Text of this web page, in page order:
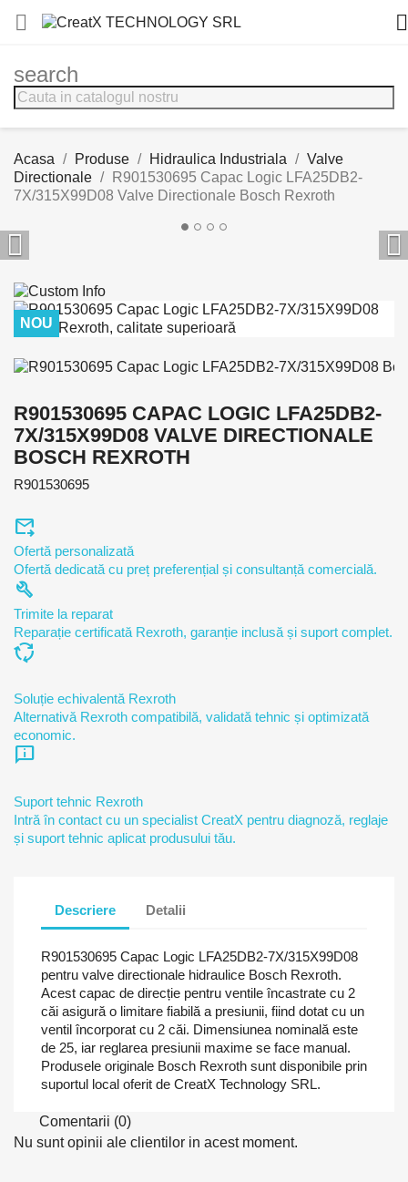
 
search
Acasa Produse Hidraulica Industriala
Valve
Directionale
R901530695 Capac Logic LFA25DB2-
7X/315X99D08 Valve Directionale Bosch Rexroth
 
NOU
R901530695 CAPAC LOGIC LFA25DB2-
7X/315X99D08 VALVE DIRECTIONALE
BOSCH REXROTH
R901530695
forward_to_inbox
Ofertă personalizată
Ofertă dedicată cu preț preferențial și consultanță comercială.
build
Trimite la reparat
Reparație certificată Rexroth, garanție inclusă și suport complet.
cycle
Soluție echivalentă Rexroth
Alternativă Rexroth compatibilă, validată tehnic și optimizată
economic.
chat_info
Suport tehnic Rexroth
Intră în contact cu un specialist CreatX pentru diagnoză, reglaje
și suport tehnic aplicat produsului tău.
Descriere Detalii
R901530695 Capac Logic LFA25DB2-7X/315X99D08
pentru valve directionale hidraulice Bosch Rexroth.
Acest capac de direcție pentru ventile încastrate cu 2
căi asigură o limitare fiabilă a presiunii, fiind dotat cu un
ventil încorporat cu 2 căi. Dimensiunea nominală este
de 25, iar reglarea presiunii maxime se face manual.
Produsele originale Bosch Rexroth sunt disponibile prin
suportul local oferit de CreatX Technology SRL.
Comentarii (0)
Nu sunt opinii ale clientilor in acest moment.